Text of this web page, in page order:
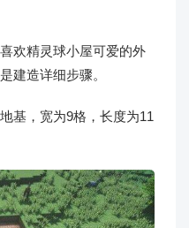
欢精灵球小屋可爱的外
建造详细步骤。
基，宽为9格，长度为11